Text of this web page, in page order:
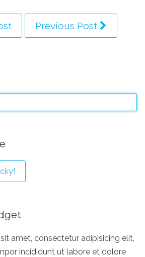
Previous Post
amet, consectetur adipisicing elit,
incididunt ut labore et dolore